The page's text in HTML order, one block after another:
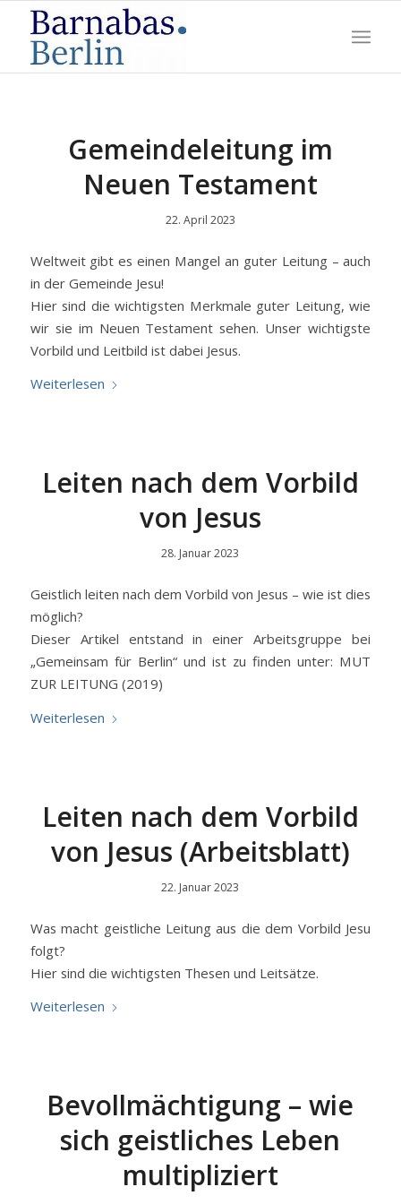
Gemeindeleitung im
Neuen Testament
22. April 2023
Weltweit gibt es einen Mangel an guter Leitung – auch
in der Gemeinde Jesu!
Hier sind die wichtigsten Merkmale guter Leitung, wie
wir sie im Neuen Testament sehen. Unser wichtigste
Vorbild und Leitbild ist dabei Jesus.
Weiterlesen
Leiten nach dem Vorbild
von Jesus
28. Januar 2023
Geistlich leiten nach dem Vorbild von Jesus – wie ist dies
möglich?
Dieser Artikel entstand in einer Arbeitsgruppe bei
„Gemeinsam für Berlin“ und ist zu finden unter: MUT
ZUR LEITUNG (2019)
Weiterlesen
Leiten nach dem Vorbild
von Jesus (Arbeitsblatt)
22. Januar 2023
Was macht geistliche Leitung aus die dem Vorbild Jesu
folgt?
Hier sind die wichtigsten Thesen und Leitsätze.
Weiterlesen
Bevollmächtigung – wie
sich geistliches Leben
multipliziert